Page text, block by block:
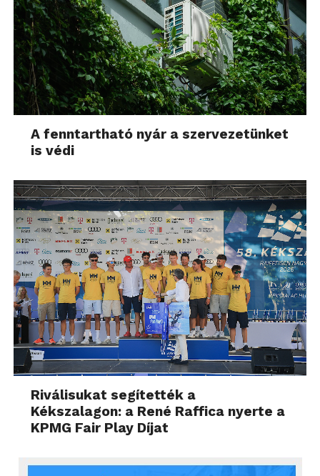
A fenntartható nyár a szervezetünket
is védi
Riválisukat segítették a
Kékszalagon: a René Raffica nyerte a
KPMG Fair Play Díjat